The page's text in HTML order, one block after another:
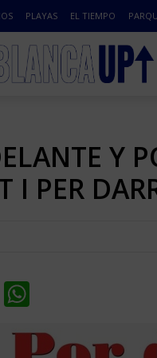
PLAYAS EL TIEMPO
Y
I PER
Gmail